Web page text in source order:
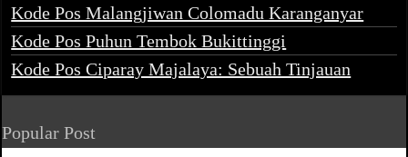
Kode Pos Malangjiwan Colomadu Karanganyar
Kode Pos Puhun Tembok Bukittinggi
Kode Pos Ciparay Majalaya: Sebuah Tinjauan
Popular Post